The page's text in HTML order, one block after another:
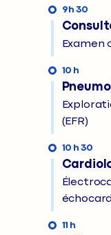
9 h 30
Examen
10 h
(EFR)
10 h 30
11 h